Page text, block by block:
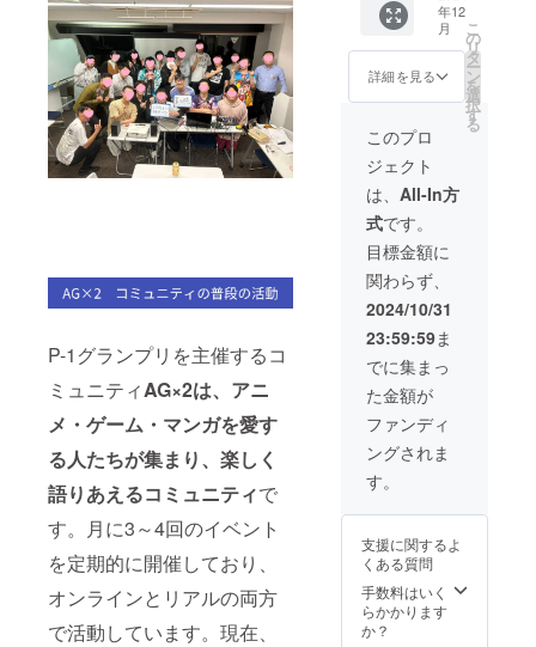
P-1グランプリを主催するコ
ミュニティAG×2は、アニ
メ・ゲーム・マンガを愛す
る人たちが集まり、楽しく
語りあえるコミュニティで
す。月に3～4回のイベント
を定期的に開催しており、
オンラインとリアルの両方
で活動しています。現在、
合せさ
せてい
ただき
ます。
販売ま
業イ
メージ
が相違
する場
合等、
お断り
させて
いただ
があり
ます。
お断り
させて
いただ
いた場
合は返
ステム
利用料
を除き
返金さ
せてい
ただき
示時間
が長
く、ア
ピール
す！ ■
イベン
ト詳細
・日
時：
2024年
12月20
日
（金）
19時〜
22時 ・
場所：
都内会
議室で
実施 ・
掲載タ
イミン
グ：イ
と終了
載内容
はメー
ルにて
打合せ
にて作
品をプ
レゼン
してい
ただけ
ます。
事前に
メール
で打ち
合わせ
必須と
なりま
すので
ご対応
いただ
ける方
限定と
させて
いただ
きま
す。 ■
詳細 ・
プレゼ
ン時
前打ち
せ：日
程別途
調整、
オンラ
インに
年12
月
詳細を見る
こ
の
リ
タ
ー
ン
を
選
択
す
る
このプロ
ジェクト
は、 All-In方
式です。
目標金額に
関わらず、
2024/10/31
23:59:59ま
でに集まっ
た金額が
ファンディ
ングされま
す。
支援に関するよ
くある質問
手数料はいく
らかかります
か？